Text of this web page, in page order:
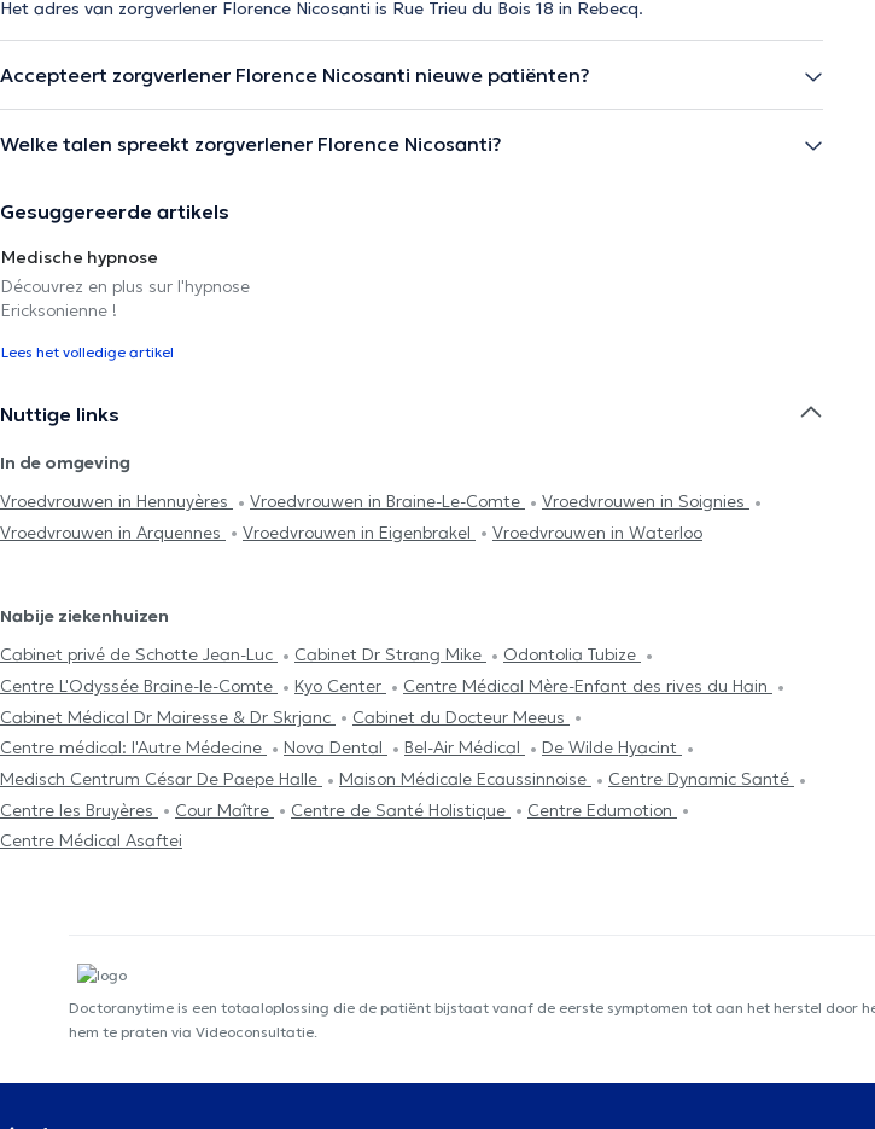
Het adres van zorgverlener Florence Nicosanti is Rue Trieu du Bois 18 in Rebecq.
Accepteert zorgverlener Florence Nicosanti nieuwe patiënten?
Welke talen spreekt zorgverlener Florence Nicosanti?
Gesuggereerde artikels
Medische hypnose
Découvrez en plus sur l'hypnose
Ericksonienne !
Lees het volledige artikel
Nuttige links
In de omgeving
Vroedvrouwen in Hennuyères
Vroedvrouwen in Braine-Le-Comte
Vroedvrouwen in Soignies
Vroedvrouwen in Arquennes
Vroedvrouwen in Eigenbrakel Vroedvrouwen in Waterloo
Nabije ziekenhuizen
Cabinet privé de Schotte Jean-Luc
Cabinet Dr Strang Mike
Odontolia Tubize
Centre L'Odyssée Braine-le-Comte
Kyo Center
Centre Médical Mère-Enfant des rives du Hain
Cabinet Médical Dr Mairesse & Dr Skrjanc
Cabinet du Docteur Meeus
Centre médical: l'Autre Médecine
Nova Dental Bel-Air Médical
De Wilde Hyacint
Medisch Centrum César De Paepe Halle
Maison Médicale Ecaussinnoise
Centre Dynamic Santé
Centre les Bruyères
Cour Maître Centre de Santé Holistique
Centre Edumotion
Centre Médical Asaftei
Doctoranytime is een totaaloplossing die de patiënt bijstaat vanaf de eerste symptomen tot aan het herstel door
hem te praten via Videoconsultatie.